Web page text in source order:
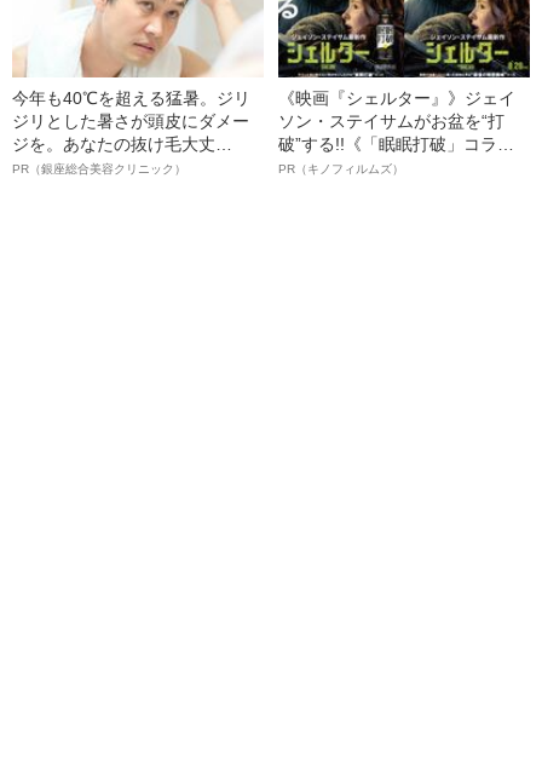
今年も40℃を超える猛暑。ジリ
ジリとした暑さが頭皮にダメー
ジを。あなたの抜け毛大丈
夫！？
PR（銀座総合美容クリニック）
《映画『シェルター』》ジェイ
ソン・ステイサムがお盆を“打
破”する!!《「眠眠打破」コラ
ボ》
PR（キノフィルムズ）